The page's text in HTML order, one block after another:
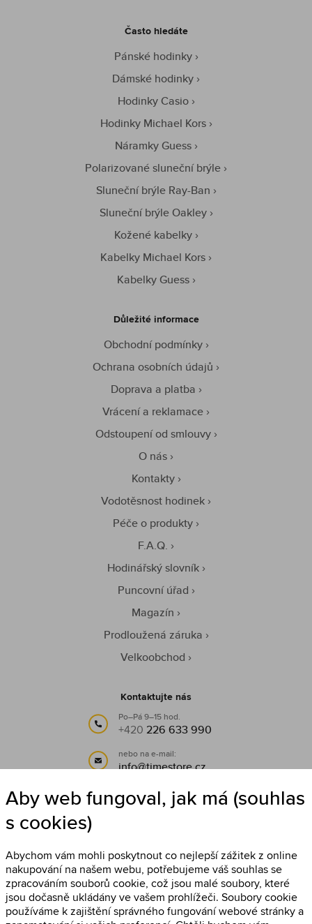
Často hledáte
Pánské hodinky
Dámské hodinky
Hodinky Casio
Hodinky Michael Kors
Náramky Guess
Polarizované sluneční brýle
Sluneční brýle Ray-Ban
Sluneční brýle Oakley
Kožené kabelky
Kabelky Michael Kors
Kabelky Guess
Důležité informace
Obchodní podmínky
Ochrana osobních údajů
Doprava a platba
Vrácení a reklamace
Odstoupení od smlouvy
O nás
Kontakty
Vodotěsnost hodinek
Péče o produkty
F.A.Q.
Hodinářský slovník
Puncovní úřad
Magazín
Prodloužená záruka
Velkoobchod
Kontaktujte nás
Po–Pá 9–15 hod.
+420 226 633 990
nebo na e-mail:
info@timestore.cz
Sledujte nás
Aby web fungoval, jak má (souhlas
s cookies)
Abychom vám mohli poskytnout co nejlepší zážitek z online
nakupování na našem webu, potřebujeme váš souhlas se
zpracováním souborů cookie, což jsou malé soubory, které
jsou dočasně ukládány ve vašem prohlížeči. Soubory cookie
používáme k zajištění správného fungování webové stránky a